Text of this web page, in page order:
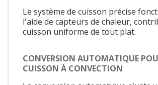
Le système de cuisson précise
l'aide de capteurs de chaleur,
cuisson uniforme de tout plat.
CONVERSION AUTOMATIQUE
CUISSON À CONVECTION